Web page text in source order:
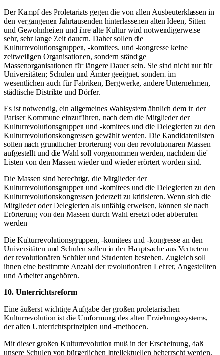
Der Kampf des Proletariats gegen die von allen Ausbeuterklassen in
den vergangenen Jahrtausenden hinterlassenen alten Ideen, Sitten
und Gewohnheiten und ihre alte Kultur wird notwendigerweise
sehr, sehr lange Zeit dauern. Daher sollen die
Kulturrevolutionsgruppen, -komitees. und -kongresse keine
zeitweiligen Organisationen, sondern ständige
Massenorganisationen für längere Dauer sein. Sie sind nicht nur für
Universitäten; Schulen und Ämter geeignet, sondern im
wesentlichen auch für Fabriken, Bergwerke, andere Unternehmen,
städtische Distrikte und Dörfer.
Es ist notwendig, ein allgemeines Wahlsystem ähnlich dem in der
Pariser Kommune einzuführen, nach dem die Mitglieder der
Kulturrevolutionsgruppen und -komitees und die Delegierten zu den
Kulturrevolutionskongressen gewählt werden. Die Kandidatenlisten
sollen nach gründlicher Erörterung von den revolutionären Massen
aufgestellt und die Wahl soll vorgenommen werden, nachdem die'
Listen von den Massen wieder und wieder erörtert worden sind.
Die Massen sind berechtigt, die Mitglieder der
Kulturrevolutionsgruppen und -komitees und die Delegierten zu den
Kulturrevolutionskongressen jederzeit zu kritisieren. Wenn sich die
Mitglieder oder Delegierten als unfähig erweisen, können sie nach
Erörterung von den Massen durch Wahl ersetzt oder abberufen
werden.
Die Kulturrevolutionsgruppen, -komitees und -kongresse an den
Universitäten und Schulen sollen in der Hauptsache aus Vertretern
der revolutionären Schüler und Studenten bestehen. Zugleich soll
ihnen eine bestimmte Anzahl der revolutionären Lehrer, Angestellten
und Arbeiter angehören.
10. Unterrichtsreform
Eine äußerst wichtige Aufgabe der großen proletarischen
Kulturrevolution ist die Umformung des alten Erziehungssystems,
der alten Unterrichtsprinzipien und -methoden.
Mit dieser großen Kulturrevolution muß in der Erscheinung, daß
unsere Schulen von bürgerlichen Intellektuellen beherrscht werden,